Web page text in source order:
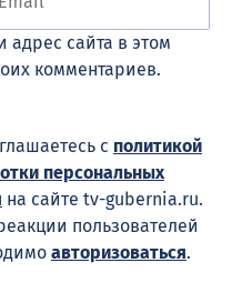
сайта в этом
комментариев.
с политикой
персональных
на сайте tv-gubernia.ru.
пользователей
авторизоваться.